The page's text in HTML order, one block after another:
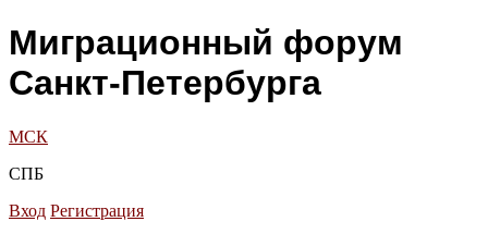
Миграционный форум
Санкт-Петербурга
МСК
СПБ
Вход Регистрация